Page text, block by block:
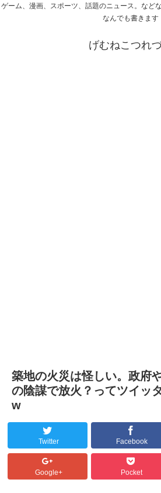
ゲーム、漫画、スポーツ、話題のニュース。など
なんでも書きます
げむねこつれ
築地の火災は怪しい。政府
の陰謀で放火？ってツイッ
w
Twitter Facebook
Google+ Pocket